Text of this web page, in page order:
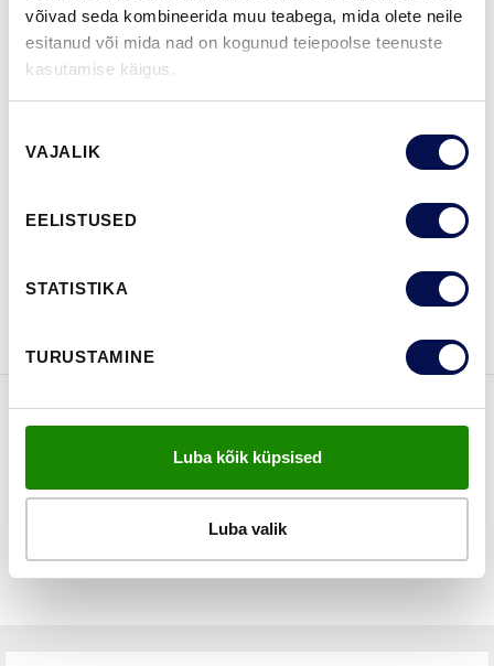
võivad seda kombineerida muu teabega, mida olete neile
esitanud või mida nad on kogunud teiepoolse teenuste
kasutamise käigus.
valik
VAJALIK
EELISTUSED
STATISTIKA
TURUSTAMINE
Luba kõik küpsised
Luba valik
MÕÕDUD
VAATA
Võta meiega
ühendust